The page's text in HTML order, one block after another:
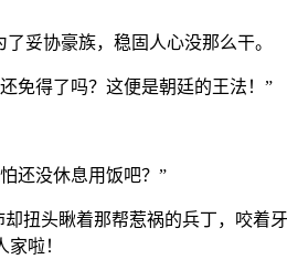
妥协豪族，稳固人心没那么干。
免得了吗？这便是朝廷的王法！”
还没休息用饭吧？”
扭头瞅着那帮惹祸的兵丁，咬
啦！